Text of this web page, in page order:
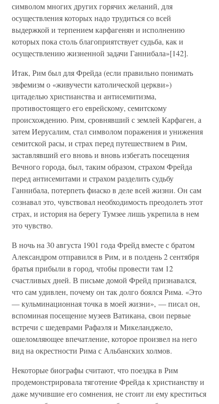
символом многих других горячих желаний, для
осуществления которых надо трудиться со всей
выдержкой и терпением карфагенян и исполнению
которых пока столь благоприятствует судьба, как и
осуществлению жизненной задачи Ганнибала»[142].
Итак, Рим был для Фрейда (если правильно понимать
эвфемизм о «живучести католической церкви»)
цитаделью христианства и антисемитизма,
противостоящего его еврейскому, семитскому
происхождению. Рим, сровнявший с землей Карфаген, а
затем Иерусалим, стал символом поражения и унижения
семитской расы, и страх перед путешествием в Рим,
заставлявший его вновь и вновь избегать посещения
Вечного города, был, таким образом, страхом Фрейда
перед антисемитами и страхом разделить судьбу
Ганнибала, потерпеть фиаско в деле всей жизни. Он сам
сознавал это, чувствовал необходимость преодолеть этот
страх, и история на берегу Тумзее лишь укрепила в нем
это чувство.
В ночь на 30 августа 1901 года Фрейд вместе с братом
Александром отправился в Рим, и в полдень 2 сентября
братья прибыли в город, чтобы провести там 12
счастливых дней. В письме домой Фрейд признавался,
что сам удивлен, почему он так долго боялся Рима. «Это
— кульминационная точка в моей жизни», — писал он,
вспоминая посещение музеев Ватикана, свои первые
встречи с шедеврами Рафаэля и Микеланджело,
ошеломляющее впечатление, которое произвел на него
вид на окрестности Рима с Альбанских холмов.
Некоторые биографы считают, что поездка в Рим
продемонстрировала тяготение Фрейда к христианству и
даже мучившие его сомнения, не стоит ли ему креститься